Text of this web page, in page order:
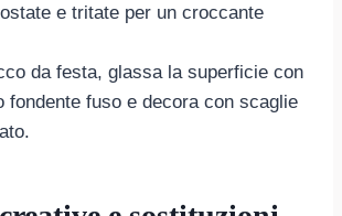
e tritate per un croccante
da festa, glassa la superficie con
fondente fuso e decora con scaglie